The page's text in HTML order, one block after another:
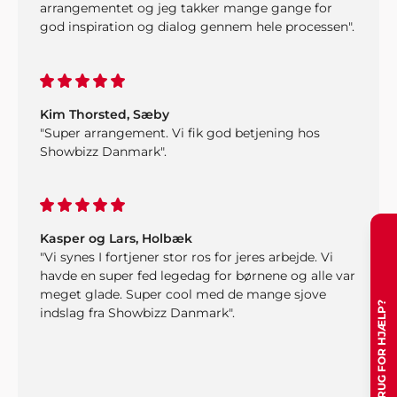
arrangementet og jeg takker mange gange for
god inspiration og dialog gennem hele processen".
Kim Thorsted, Sæby
"Super arrangement. Vi fik god betjening hos
Showbizz Danmark".
Kasper og Lars, Holbæk
"Vi synes I fortjener stor ros for jeres arbejde. Vi
havde en super fed legedag for børnene og alle var
meget glade. Super cool med de mange sjove
indslag fra Showbizz Danmark".